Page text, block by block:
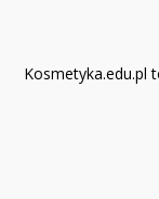
Kosmetyka.edu.pl